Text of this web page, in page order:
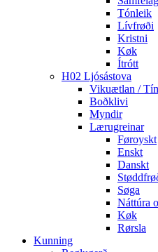
Tónleik
Lívfrøði
Kristni
Køk
Ítrótt
H02 Ljósástova
Vikuætlan /
Boðklivi
Myndir
Lærugreinar
Føroyskt
Enskt
Danskt
Søga
Náttúra
Køk
Rørsla
Kunning